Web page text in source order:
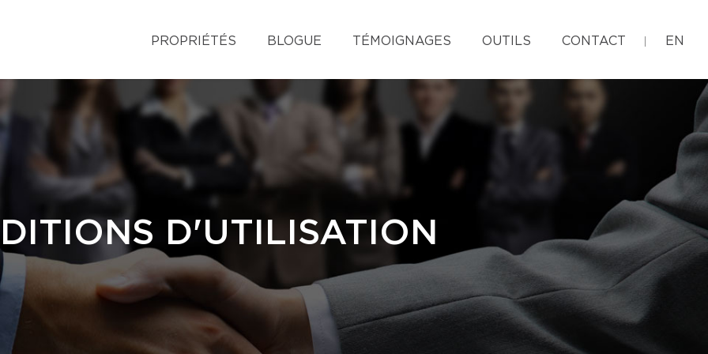
PROPRIÉTÉS BLOGUE TÉMOIGNAGES OUTILS CONTACT EN
D'UTILISATION